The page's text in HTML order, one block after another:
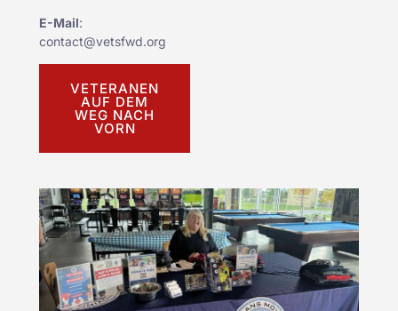
E-Mail:
contact@vetsfwd.org
VETERANEN
AUF DEM
WEG NACH
VORN